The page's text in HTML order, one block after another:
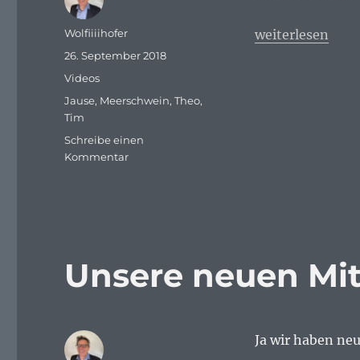
„Meerschwein
weiterlesen
Autor
Wolfiiiihofer
Veröffentlicht
am
26. September 2018
Kategorien
Videos
Schlagwörter
Jause, Meerschwein,Theo,
Tim
Schreibe einen
Kommentarzu
Unsere neuen
Ja wir haben